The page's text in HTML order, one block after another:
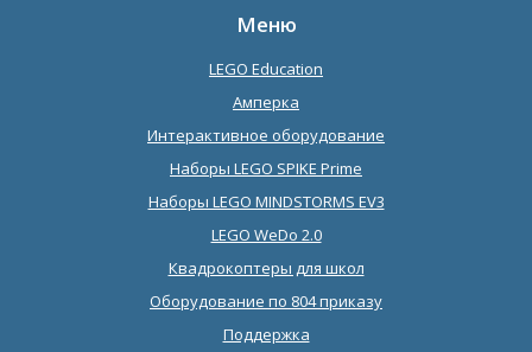
Меню
LEGO Education
Амперка
Интерактивное оборудование
Наборы LEGO SPIKE Prime
Наборы LEGO MINDSTORMS EV3
LEGO WeDo 2.0
Квадрокоптеры для школ
Оборудование по 804 приказу
Поддержка